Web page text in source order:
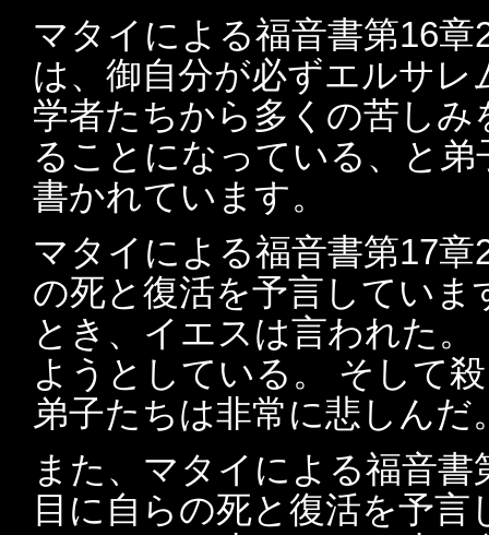
マタイによる福音書第16
は、御自分が必ずエルサ
学者たちから多くの苦し
ることになっている、と
書かれています。
マタイによる福音書第17
の死と復活を予言してい
とき、イエスは言われた
ようとしている。 そして
弟子たちは非常に悲しんだ
また、マタイによる福音
目に自らの死と復活を予